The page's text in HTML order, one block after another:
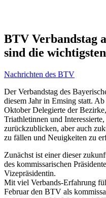
BTV Verbandstag
sind die
Nachrichten des BTV
Der Verbandstag des
diesem Jahr in Emsing statt.
Oktober Delegierte der
Triathletinnen und
zurückzublicken, aber auch
zu fällen und Neuigkeiten zu
Zunächst ist einer dieser
des kommissarischen
Vizepräsidentin.
Mit viel Verbands-Erfahrung
Februar den BTV als